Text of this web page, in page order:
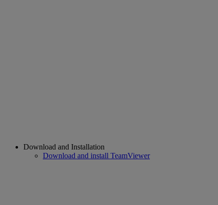
Download and Installation
Download and install TeamViewer